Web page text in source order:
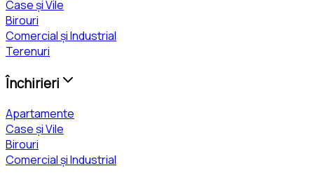
Case și Vile
Birouri
Comercial și Industrial
Terenuri
Închirieri
Apartamente
Case și Vile
Birouri
Comercial și Industrial